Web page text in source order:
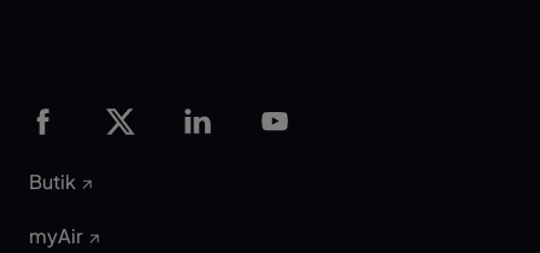
Butik
myAir